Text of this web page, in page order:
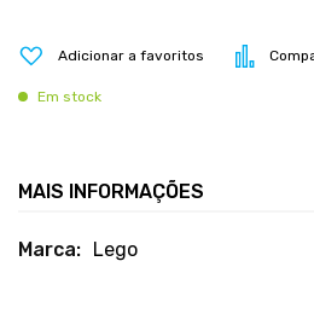
Adicionar a favoritos
Em stock
MAIS INFORMAÇÕES
Mais
Lego